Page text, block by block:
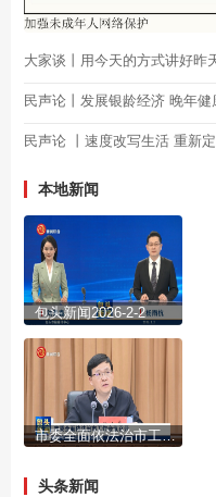
大家谈丨用今天的方式讲好昨
民声论丨发展银龄经济 晚年健
民声论 丨速度改写生活 重新
本地新闻
包头新闻2026-2-2
市委全面依法治市工作会议召开
头条新闻